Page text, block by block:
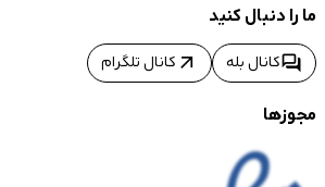
ما را دنبال کنید
forumکانال بله arrow_outward کانال تلگرام
مجوزها